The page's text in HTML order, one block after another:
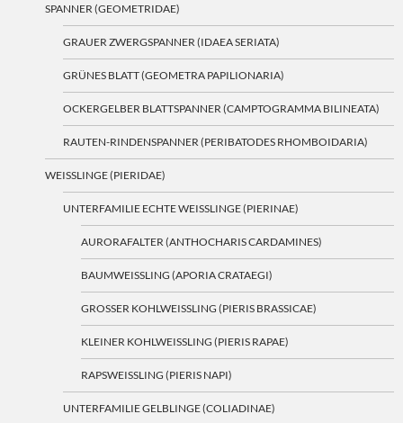
SPANNER (GEOMETRIDAE)
GRAUER ZWERGSPANNER (IDAEA SERIATA)
GRÜNES BLATT (GEOMETRA PAPILIONARIA)
OCKERGELBER BLATTSPANNER (CAMPTOGRAMMA BILINEATA)
RAUTEN-RINDENSPANNER (PERIBATODES RHOMBOIDARIA)
WEISSLINGE (PIERIDAE)
UNTERFAMILIE ECHTE WEISSLINGE (PIERINAE)
AURORAFALTER (ANTHOCHARIS CARDAMINES)
BAUMWEISSLING (APORIA CRATAEGI)
GROSSER KOHLWEISSLING (PIERIS BRASSICAE)
KLEINER KOHLWEISSLING (PIERIS RAPAE)
RAPSWEISSLING (PIERIS NAPI)
UNTERFAMILIE GELBLINGE (COLIADINAE)